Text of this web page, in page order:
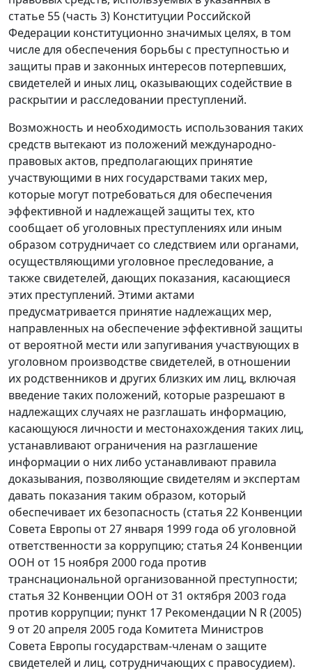
статье 55 (часть 3) Конституции Российской
Федерации конституционно значимых целях, в том
числе для обеспечения борьбы с преступностью и
защиты прав и законных интересов потерпевших,
свидетелей и иных лиц, оказывающих содействие в
раскрытии и расследовании преступлений.
Возможность и необходимость использования таких
средств вытекают из положений международно-
правовых актов, предполагающих принятие
участвующими в них государствами таких мер,
которые могут потребоваться для обеспечения
эффективной и надлежащей защиты тех, кто
сообщает об уголовных преступлениях или иным
образом сотрудничает со следствием или органами,
осуществляющими уголовное преследование, а
также свидетелей, дающих показания, касающиеся
этих преступлений. Этими актами
предусматривается принятие надлежащих мер,
направленных на обеспечение эффективной защиты
от вероятной мести или запугивания участвующих в
уголовном производстве свидетелей, в отношении
их родственников и других близких им лиц, включая
введение таких положений, которые разрешают в
надлежащих случаях не разглашать информацию,
касающуюся личности и местонахождения таких лиц,
устанавливают ограничения на разглашение
информации о них либо устанавливают правила
доказывания, позволяющие свидетелям и экспертам
давать показания таким образом, который
обеспечивает их безопасность (статья 22 Конвенции
Совета Европы от 27 января 1999 года об уголовной
ответственности за коррупцию; статья 24 Конвенции
ООН от 15 ноября 2000 года против
транснациональной организованной преступности;
статья 32 Конвенции ООН от 31 октября 2003 года
против коррупции; пункт 17 Рекомендации N R (2005)
9 от 20 апреля 2005 года Комитета Министров
Совета Европы государствам-членам о защите
свидетелей и лиц, сотрудничающих с правосудием).